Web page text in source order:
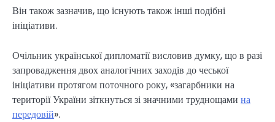
Він також зазначив, що існують також інші подібні
ініціативи.
Очільник української дипломатії висловив думку, що в разі
запровадження двох аналогічних заходів до чеської
ініціативи протягом поточного року, «загарбники на
території України зіткнуться зі значними труднощами на
передовій».